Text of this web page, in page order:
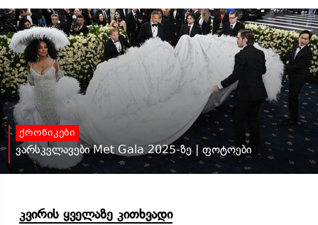
ქრონიკები
ვარსკვლავები Met Gala 2025-ზე | ფოტოები
კვირის ყველაზე კითხვადი